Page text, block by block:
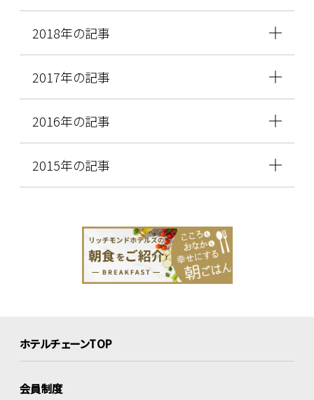
2018年の記事
2017年の記事
2016年の記事
2015年の記事
ホテルチェーンTOP
会員制度